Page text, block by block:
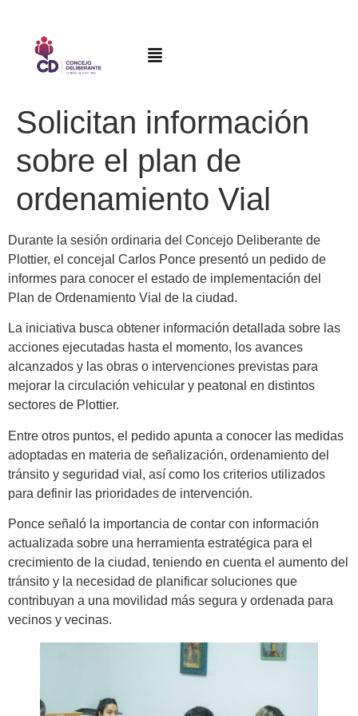
Solicitan información
sobre el plan de
ordenamiento Vial
Durante la sesión ordinaria del Concejo Deliberante de
Plottier, el concejal Carlos Ponce presentó un pedido de
informes para conocer el estado de implementación del
Plan de Ordenamiento Vial de la ciudad.
La iniciativa busca obtener información detallada sobre las
acciones ejecutadas hasta el momento, los avances
alcanzados y las obras o intervenciones previstas para
mejorar la circulación vehicular y peatonal en distintos
sectores de Plottier.
Entre otros puntos, el pedido apunta a conocer las medidas
adoptadas en materia de señalización, ordenamiento del
tránsito y seguridad vial, así como los criterios utilizados
para definir las prioridades de intervención.
Ponce señaló la importancia de contar con información
actualizada sobre una herramienta estratégica para el
crecimiento de la ciudad, teniendo en cuenta el aumento del
tránsito y la necesidad de planificar soluciones que
contribuyan a una movilidad más segura y ordenada para
vecinos y vecinas.